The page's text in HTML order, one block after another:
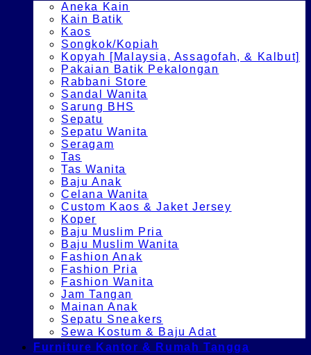
Aneka Kain
Kain Batik
Kaos
Songkok/Kopiah
Kopyah [Malaysia, Assagofah, & Kalbut]
Pakaian Batik Pekalongan
Rabbani Store
Sandal Wanita
Sarung BHS
Sepatu
Sepatu Wanita
Seragam
Tas
Tas Wanita
Baju Anak
Celana Wanita
Custom Kaos & Jaket Jersey
Koper
Baju Muslim Pria
Baju Muslim Wanita
Fashion Anak
Fashion Pria
Fashion Wanita
Jam Tangan
Mainan Anak
Sepatu Sneakers
Sewa Kostum & Baju Adat
Furniture Kantor & Rumah Tangga